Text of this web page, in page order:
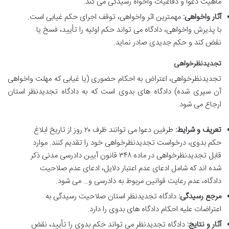
آثار واخواهی: مهمترین اثر واخواهی، توقف اجرای حکم غیابی است.
با پذیرش واخواهی، دادگاه می تواند حکم اولیه را تأیید، فسخ یا
نقض کند و حکم جدیدی صادر نماید.
تجدیدنظرخواهی
تجدیدنظرخواهی، اعتراض به احکام حضوری (یا غیابی که مهلت واخواهی
آن سپری شده) دادگاه های بدوی است که به دادگاه تجدیدنظر استان
ارجاع می شود.
تعریف و شرایط:
طرفین دعوا می توانند ظرف ۲۰ روز از تاریخ ابلاغ
حکم بدوی، درخواست تجدیدنظرخواهی خود را تقدیم کنند. موارد
قابل تجدیدنظرخواهی در ماده ۳۴۸ قانون آیین دادرسی مدنی ذکر
شده اند که شامل ادعای عدم اعتبار دلایل، ادعای عدم صلاحیت
دادگاه، عدم رعایت قوانین مربوط به دادرسی و… می شود.
مرجع رسیدگی: دادگاه تجدیدنظر استان صلاحیت رسیدگی به
اعتراضات علیه احکام دادگاه های بدوی را دارد.
آثار و نتایج: دادگاه تجدیدنظر می تواند حکم بدوی را تأیید، نقض